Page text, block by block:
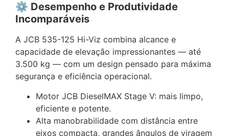
⚙️ Desempenho e Produtividade
Incomparáveis
A JCB 535-125 Hi-Viz combina alcance e
capacidade de elevação impressionantes — até
3.500 kg — com um design pensado para máxima
segurança e eficiência operacional.
Motor JCB DieselMAX Stage V: mais limpo,
eficiente e potente.
Alta manobrabilidade com distância entre
eixos compacta, grandes ângulos de viragem